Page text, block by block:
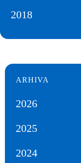
2018
ARHIVA
2026
2025
2024